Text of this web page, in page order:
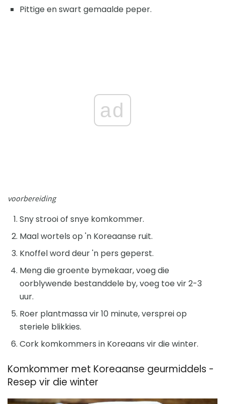
Pittige en swart gemaalde peper.
ad
voorbereiding
Sny strooi of snye komkommer.
Maal wortels op 'n Koreaanse ruit.
Knoffel word deur 'n pers geperst.
Meng die groente bymekaar, voeg die
oorblywende bestanddele by, voeg toe vir 2-3
uur.
Roer plantmassa vir 10 minute, versprei op
steriele blikkies.
Cork komkommers in Koreaans vir die winter.
Komkommer met Koreaanse geurmiddels -
Resep vir die winter